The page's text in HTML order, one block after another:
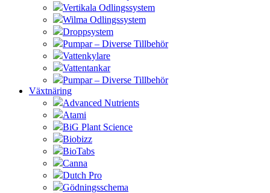
Vertikala Odlingssystem
Wilma Odlingssystem
Droppsystem
Pumpar – Diverse Tillbehör
Vattenkylare
Vattentankar
Pumpar – Diverse Tillbehör
Växtnäring
Advanced Nutrients
Atami
BiG Plant Science
Biobizz
BioTabs
Canna
Dutch Pro
Gödningsschema